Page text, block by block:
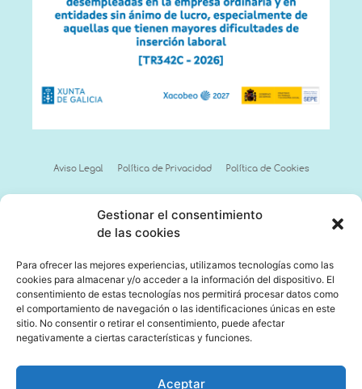
Gestionar el consentimiento
de las cookies
Para ofrecer las mejores experiencias, utilizamos tecnologías como las
cookies para almacenar y/o acceder a la información del dispositivo. El
consentimiento de estas tecnologías nos permitirá procesar datos como
el comportamiento de navegación o las identificaciones únicas en este
sitio. No consentir o retirar el consentimiento, puede afectar
negativamente a ciertas características y funciones.
Aceptar
Aviso Legal Política de Privacidad Política de Cookies